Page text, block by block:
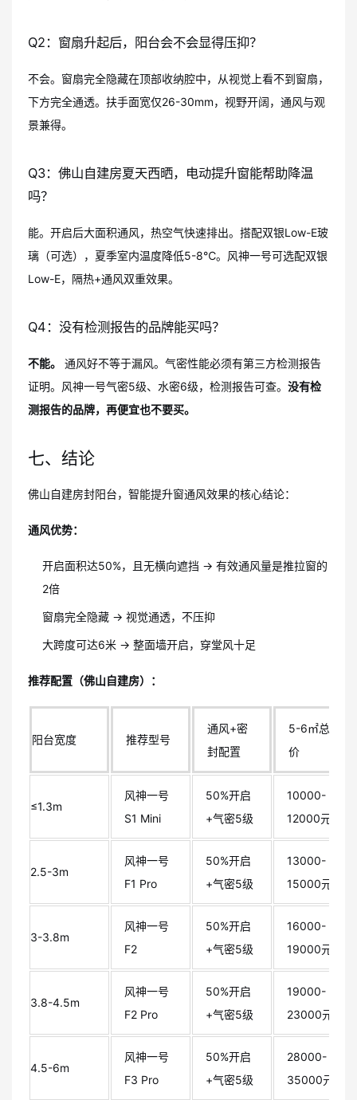
Q2：窗扇升起后，阳台会不会显得压抑？
不会。窗扇完全隐藏在顶部收纳腔中，从视觉上看不到窗扇，
下方完全通透。扶手面宽仅26-30mm，视野开阔，通风与观
景兼得。
Q3：佛山自建房夏天西晒，电动提升窗能帮助降温
吗？
能。开启后大面积通风，热空气快速排出。搭配双银Low-E玻
璃（可选），夏季室内温度降低5-8℃。风神一号可选配双银
Low-E，隔热+通风双重效果。
Q4：没有检测报告的品牌能买吗？
不能。
通风好不等于漏风。气密性能必须有第三方检测报告
证明。风神一号气密5级、水密6级，检测报告可查。 没有检
测报告的品牌，再便宜也不要买。
七、结论
佛山自建房封阳台，智能提升窗通风效果的核心结论：
通风优势：
开启面积达50%，且无横向遮挡 → 有效通风量是推拉窗的
2倍
窗扇完全隐藏 → 视觉通透，不压抑
大跨度可达6米 → 整面墙开启，穿堂风十足
推荐配置（佛山自建房）：
阳台宽度 推荐型号
通风+密
封配置
5-6㎡总
价
≤1.3m
风神一号
S1 Mini
50%开启
+气密5级
10000-
12000元
2.5-3m
风神一号
F1 Pro
50%开启
+气密5级
13000-
15000元
3-3.8m
风神一号
F2
50%开启
+气密5级
16000-
19000元
3.8-4.5m
风神一号
F2 Pro
50%开启
+气密5级
19000-
23000元
4.5-6m
风神一号
F3 Pro
50%开启
+气密5级
28000-
35000元